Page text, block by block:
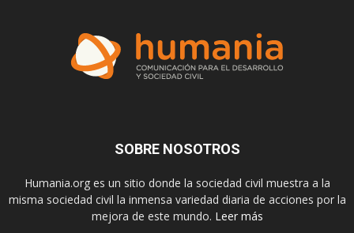
SOBRE NOSOTROS
Humania.org es un sitio donde la sociedad civil muestra a la
misma sociedad civil la inmensa variedad diaria de acciones por la
mejora de este mundo. Leer más